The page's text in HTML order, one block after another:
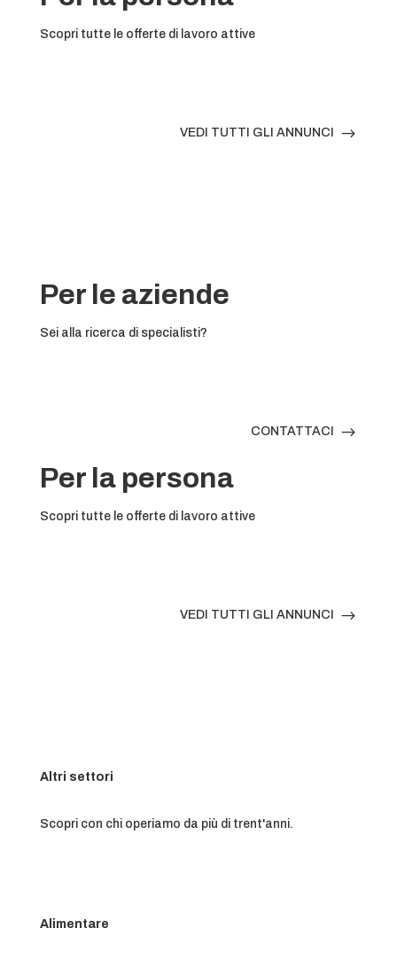
Scopri tutte le offerte di lavoro attive
VEDI TUTTI GLI ANNUNCI $
Per le aziende
Sei alla ricerca di specialisti?
CONTATTACI $
Per la persona
Scopri tutte le offerte di lavoro attive
VEDI TUTTI GLI ANNUNCI $
Altri settori
Scopri con chi operiamo da più di trent'anni.
Alimentare